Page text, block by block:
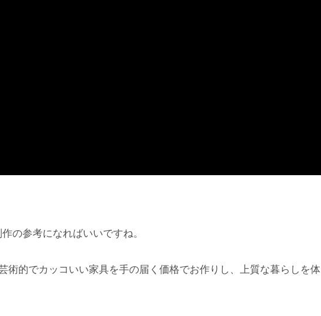
の参考になればいいですね。
術的でカッコいい家具を手の届く価格でお作りし、上質な暮らしを体